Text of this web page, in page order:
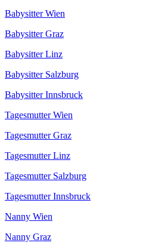
Babysitter Wien
Babysitter Graz
Babysitter Linz
Babysitter Salzburg
Babysitter Innsbruck
Tagesmutter Wien
Tagesmutter Graz
Tagesmutter Linz
Tagesmutter Salzburg
Tagesmutter Innsbruck
Nanny Wien
Nanny Graz